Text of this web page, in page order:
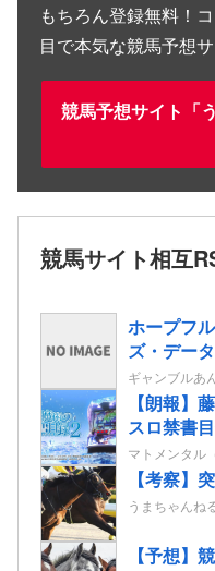
もちろん登録無料！
目で本気な競馬予想サ
競馬予想サイト「
競馬サイト相互
ホープフ
ズ・デー
ギャンブルあ
【朗報】
スロ禁書
楽曲（
公開され
マトメンタル
【考察】
うまちゃんね
【予想】